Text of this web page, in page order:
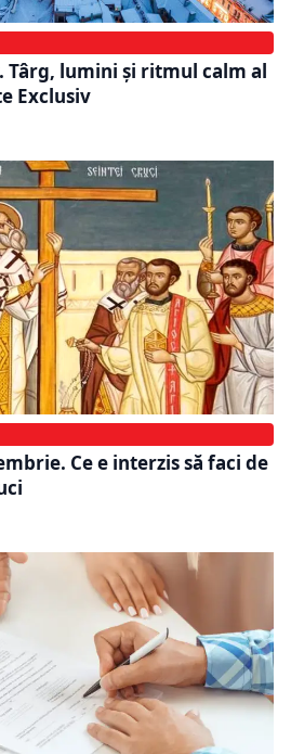
Târg, lumini și ritmul calm al
Exclusiv
Ce e interzis să faci de